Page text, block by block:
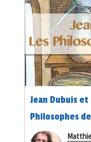
Jean Dubuis
Philosophes